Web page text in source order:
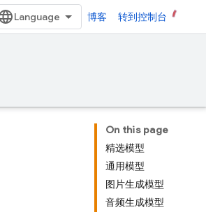
博客 转到控制台
On this page
精选模型
通用模型
图片生成模型
音频生成模型